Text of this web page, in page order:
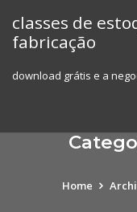
content
classes de
fabricação
download grátis e a
Home